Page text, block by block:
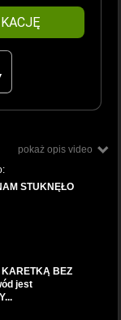
pokaż opis video
STUKNĘŁO
KARETKĄ BEZ
jest